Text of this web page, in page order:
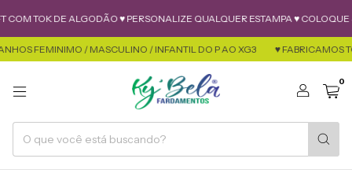
TOK DE ALGODÃO ♥ PERSONALIZE QUALQUER ESTAMPA ♥
FEMINIMO / MASCULINO / INFANTIL DO P AO XG3 ♥ FABRICAMOS
0